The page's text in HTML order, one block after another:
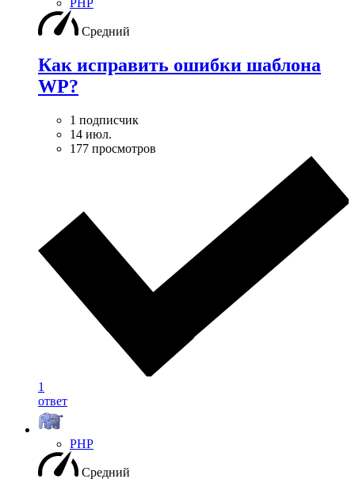
PHP
Средний
Как исправить ошибки шаблона
WP?
1 подписчик
14 июл.
177 просмотров
1
ответ
PHP
Средний